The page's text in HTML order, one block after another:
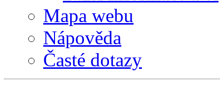
Mapa webu
Nápověda
Časté dotazy